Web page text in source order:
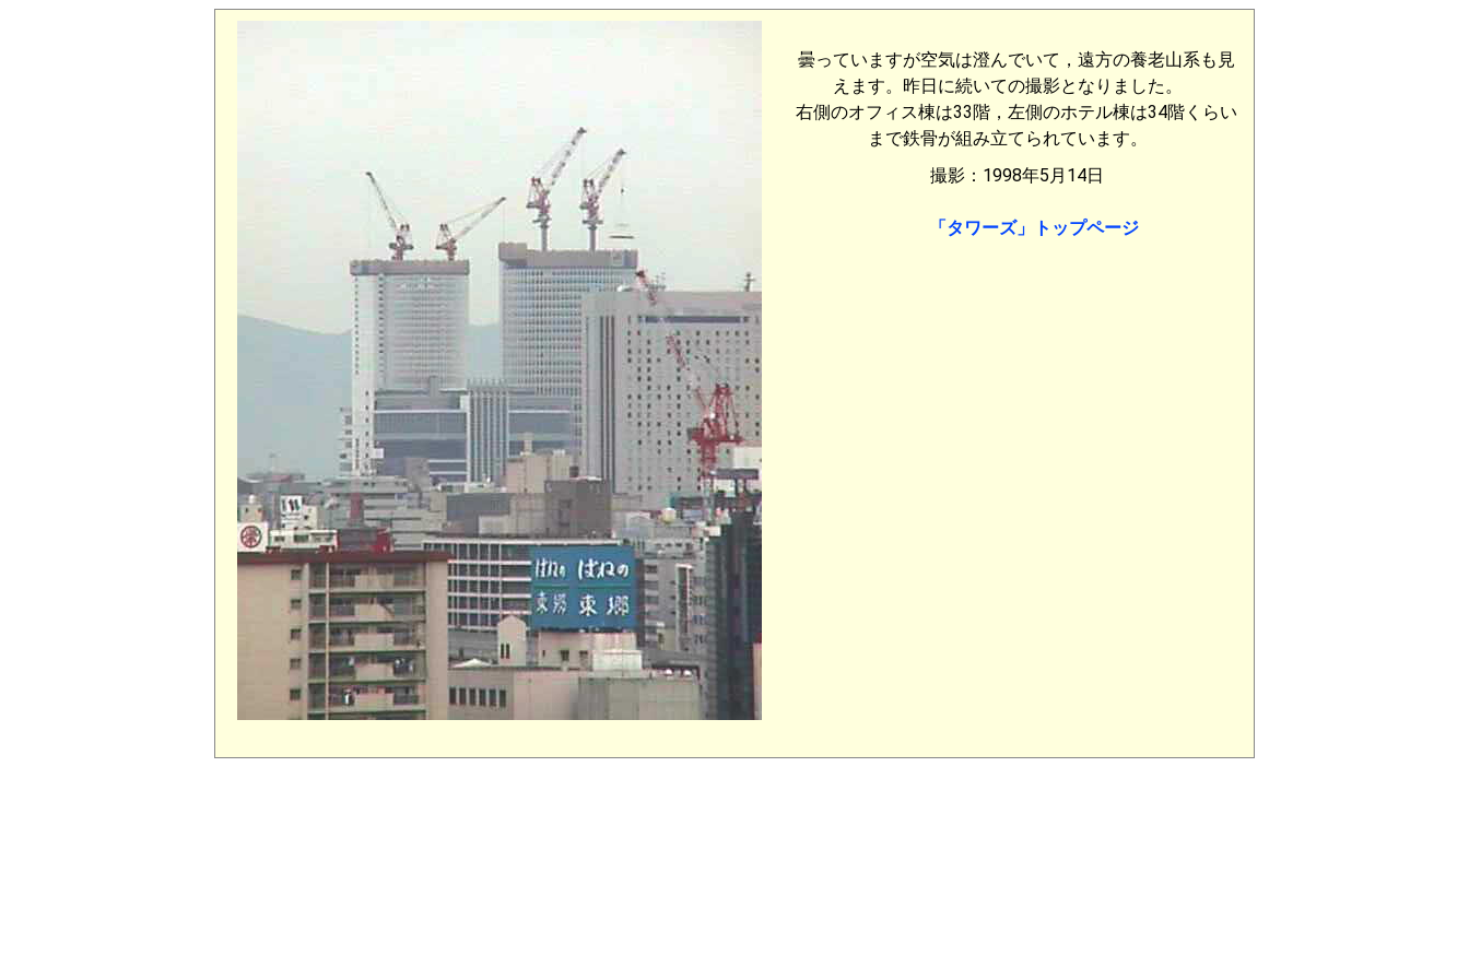
曇っていますが空気は澄んでいて，遠方の養老山系も見
えます。昨日に続いての撮影となりました。
右側のオフィス棟は33階，左側のホテル棟は34階くらい
まで鉄骨が組み立てられています。
撮影：1998年5月14日
「タワーズ」トップページ